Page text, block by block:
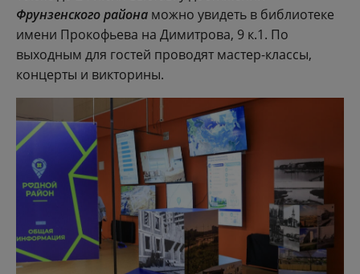
Фрунзенского района можно увидеть в библиотеке
имени Прокофьева на Димитрова, 9 к.1. По
выходным для гостей проводят мастер-классы,
концерты и викторины.